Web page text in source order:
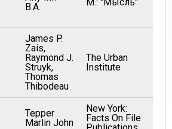
В.А.
James P.
Zais,
Raymond J.
Struyk,
Thomas
Thibodeau
The Urban
Institute
Tepper
Marlin John
New York:
Facts On File